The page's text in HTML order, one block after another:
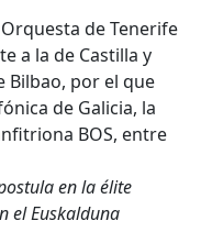
de Tenerife
a la de Castilla y
Bilbao, por el que
de Galicia, la
BOS, entre